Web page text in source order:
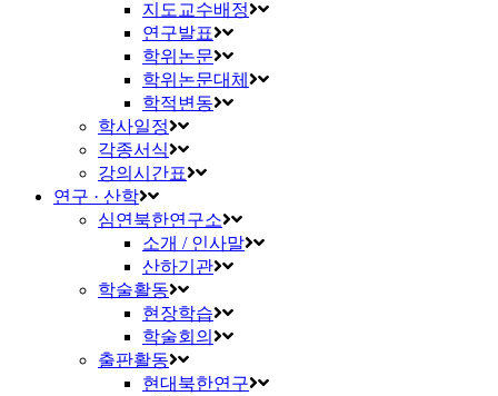
지도교수배정
연구발표
학위논문
학위논문대체
학적변동
학사일정
각종서식
강의시간표
연구 · 산학
심연북한연구소
소개 / 인사말
산하기관
학술활동
현장학습
학술회의
출판활동
현대북한연구